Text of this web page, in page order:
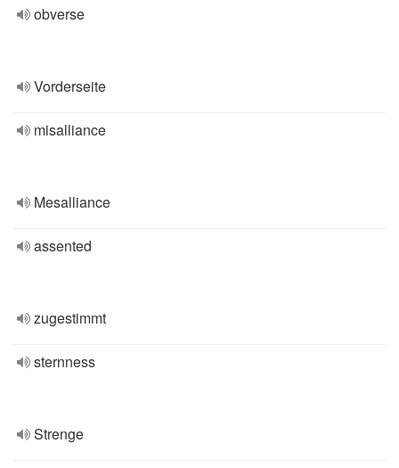
obverse
Vorderseite
misalliance
Mesalliance
assented
zugestimmt
sternness
Strenge